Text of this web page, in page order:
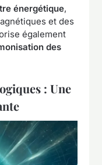
énergétique,
et des
également
des
: Une